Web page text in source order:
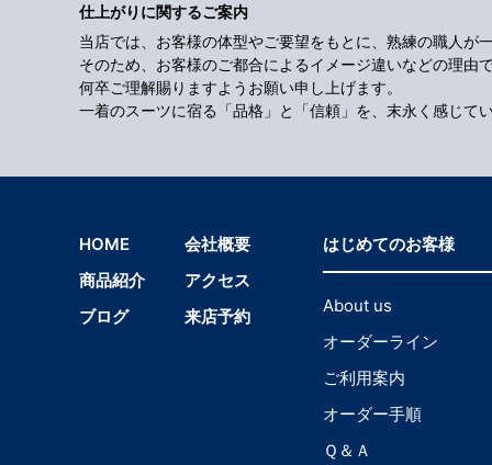
仕上がりに関するご案内
当店では、お客様の体型やご要望をもとに、熟練の職人が
そのため、お客様のご都合によるイメージ違いなどの理由
何卒ご理解賜りますようお願い申し上げます。
一着のスーツに宿る「品格」と「信頼」を、末永く感じて
HOME
商品紹介
ブログ
会社概要
アクセス
来店予約
はじめてのお客様
About us
オーダーライン
ご利用案内
オーダー手順
Ｑ＆Ａ